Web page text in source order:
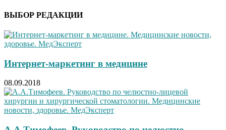
ВЫБОР РЕДАКЦИИ
Интернет-маркетинг в медицине
08.09.2018